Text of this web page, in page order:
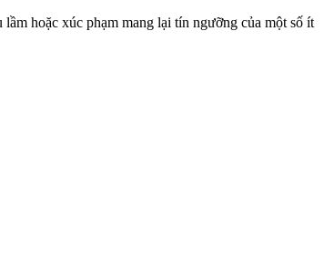
hoặc xúc phạm mang lại tín ngưỡng của một số ít